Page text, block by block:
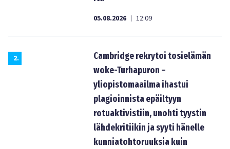
05.08.2026 | 12:09
2.
Cambridge rekrytoi tosielämän
woke-Turhapuron –
yliopistomaailma ihastui
plagioinnista epäiltyyn
rotuaktivistiin, unohti tyystin
lähdekritiikin ja syyti hänelle
kunniatohtoruuksia kuin